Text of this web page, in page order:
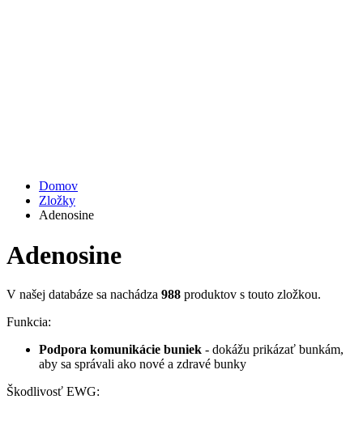
Domov
Zložky
Adenosine
Adenosine
V našej databáze sa nachádza 988 produktov s touto zložkou.
Funkcia:
Podpora komunikácie buniek - dokážu prikázať bunkám,
aby sa správali ako nové a zdravé bunky
Škodlivosť EWG: